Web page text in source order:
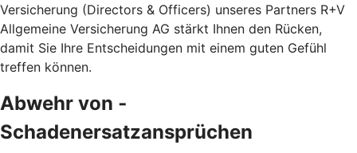
Versicherung (Directors & Officers) unseres Partners R+V
Allgemeine Versicherung AG stärkt Ihnen den Rücken,
damit Sie Ihre Entscheidungen mit einem guten Gefühl
treffen können.
Abwehr von ­
Schadenersatzansprüchen